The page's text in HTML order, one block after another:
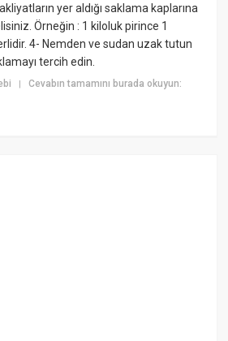
yer aldığı saklama kaplarına
Örneğin : 1 kiloluk pirince 1
4- Nemden ve sudan uzak tutun
tercih edin.
|Cevabın tamamını burada okuyun: